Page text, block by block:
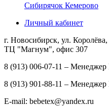
Сибирячок Кемерово
Личный кабинет
г. Новосибирск, ул.
ТЦ "Магнум", офис 307
8 (913) 006-07-11 –
8 (913) 901-88-11 – Менеджер
E-mail: bebetex@yandex.ru